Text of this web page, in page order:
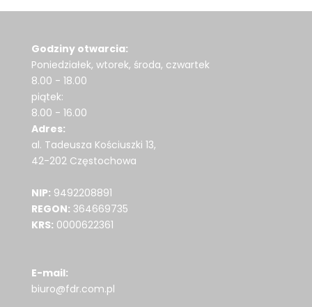
Godziny otwarcia:
Poniedziałek, wtorek, środa, czwartek
8.00 - 18.00
piątek:
8.00 - 16.00
Adres:
al. Tadeusza Kościuszki 13,
42-202 Częstochowa
NIP: 9492208891
REGON: 364669735
KRS: 0000622361
E-mail:
biuro@fdr.com.pl